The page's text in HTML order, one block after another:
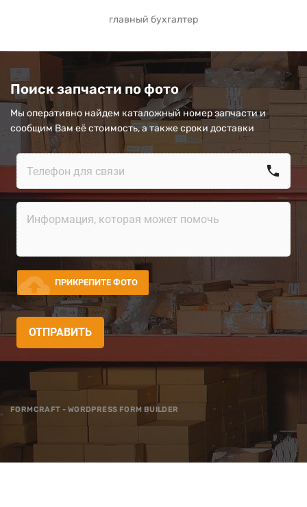
главный бухгалтер
Поиск запчасти по фото
Мы оперативно найдем каталожный номер запчасти и
сообщим Вам её стоимость, а также сроки доставки
call
cloud_upload ПРИКРЕПИТЕ ФОТО
ОТПРАВИТЬ
FORMCRAFT - WORDPRESS FORM BUILDER